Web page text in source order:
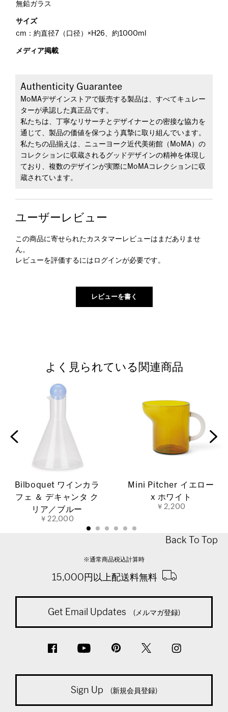
無鉛ガラス
サイズ
cm：約直径7（口径）×H26、約1000ml
メディア掲載
Authenticity Guarantee
MoMAデザインストアで販売する製品は、すべてキュレー
ターが承認した真正品です。
私たちは、丁寧なリサーチとデザイナーとの密接な協力を
通じて、製品の価値を保つよう真摯に取り組んでいます。
私たちの品揃えは、ニューヨーク近代美術館（MoMA）の
コレクションに収蔵されるグッドデザインの精神を体現し
ており、複数のデザインが実際にMoMAコレクションに収
蔵されています。
ユーザーレビュー
この商品に寄せられたカスタマーレビューはまだありませ
ん。
レビューを評価するには ログインが必要です。
よく見られている関連商品
Bilboquet ワインカラ
フェ ＆ デキャンタ ク
リア／ブルー
￥22,000
Mini Pitcher イエロー
x ホワイト
￥2,200
Back To Top
※通常商品税込計算時
15,000円以上配送料無料
Get Email Updates (メルマガ登録)
Sign Up (新規会員登録)